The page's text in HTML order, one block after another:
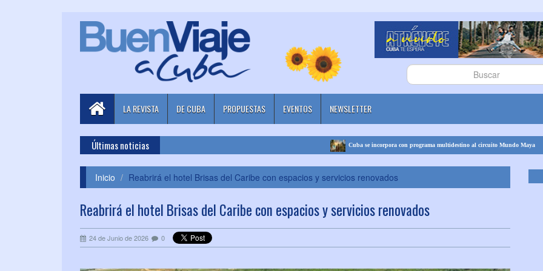
LA REVISTA DE CUBA PROPUESTAS EVENTOS NEWSLETTER
Últimas noticias Cuba se incorpora con programa multidestino al circuito Mundo Maya
Inicio Reabrirá el hotel Brisas del Caribe con espacios y servicios renovados
Reabrirá el hotel Brisas del Caribe con espacios y servicios renovados
24 de Junio de 2026 0